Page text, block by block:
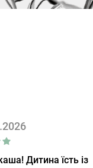
Дитина їсть із